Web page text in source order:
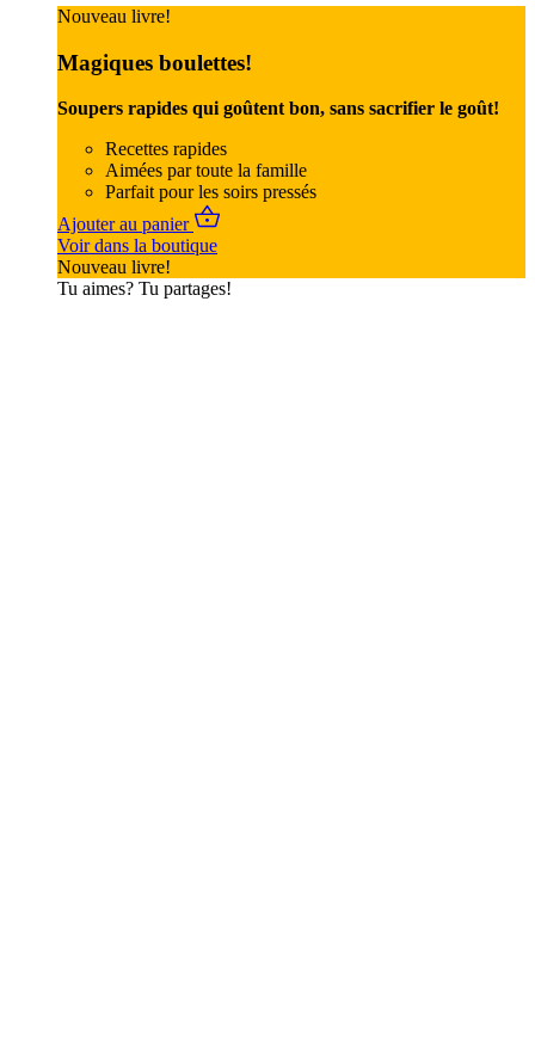
Nouveau livre!
Magiques boulettes!
Soupers rapides qui goûtent bon, sans sacrifier le goût!
Recettes rapides
Aimées par toute la famille
Parfait pour les soirs pressés
Ajouter au panier
Voir dans la boutique
Nouveau livre!
Tu aimes? Tu partages!